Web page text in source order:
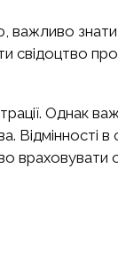
важливо
свідоцтво
Однак
в
враховувати